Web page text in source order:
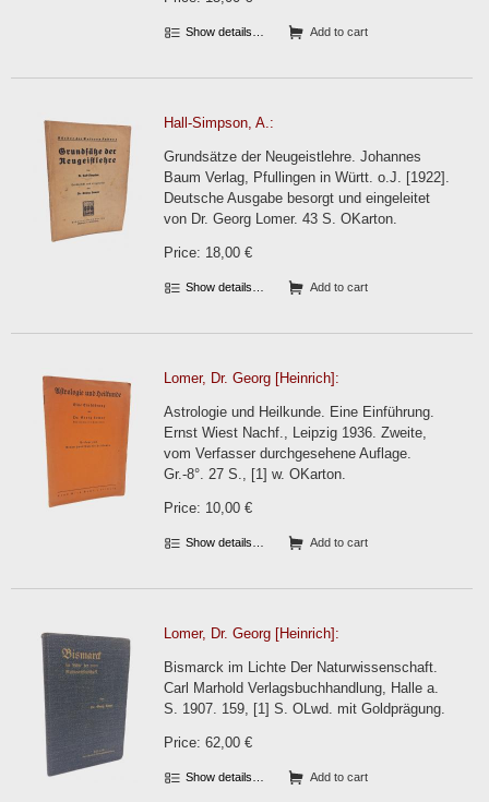
Show details… Add to cart
Hall-Simpson, A.:
Grundsätze der Neugeistlehre. Johannes
Baum Verlag, Pfullingen in Württ. o.J. [1922].
Deutsche Ausgabe besorgt und eingeleitet
von Dr. Georg Lomer. 43 S. OKarton.
Price: 18,00 €
Show details… Add to cart
Lomer, Dr. Georg [Heinrich]:
Astrologie und Heilkunde. Eine Einführung.
Ernst Wiest Nachf., Leipzig 1936. Zweite,
vom Verfasser durchgesehene Auflage.
Gr.-8°. 27 S., [1] w. OKarton.
Price: 10,00 €
Show details… Add to cart
Lomer, Dr. Georg [Heinrich]:
Bismarck im Lichte Der Naturwissenschaft.
Carl Marhold Verlagsbuchhandlung, Halle a.
S. 1907. 159, [1] S. OLwd. mit Goldprägung.
Price: 62,00 €
Show details… Add to cart